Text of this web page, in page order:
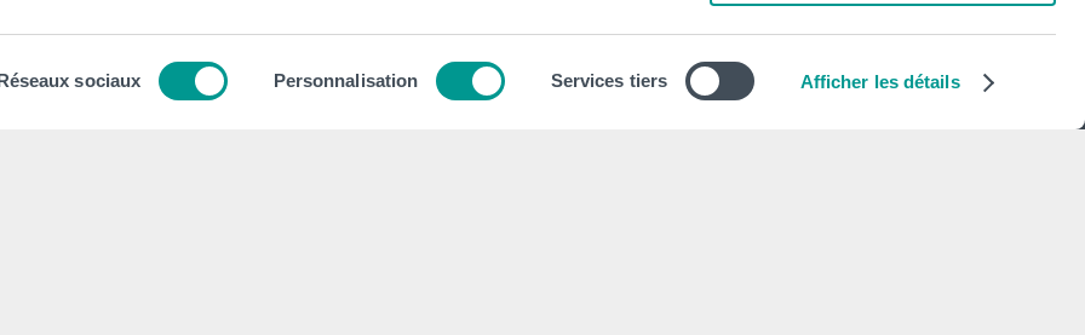
sociaux Personnalisation Services tiers Afficher les détails
et Organe de Gestion
Nos secrétariats
Rencontrez-nous
S'abonner
Mentions légales